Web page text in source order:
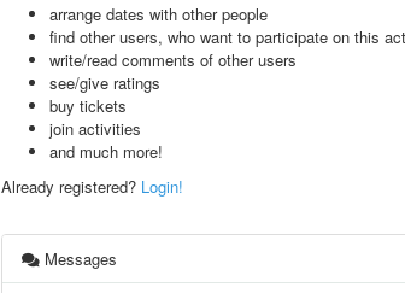
arrange dates with other people
find other users, who want to participate on this
write/read comments of other users
see/give ratings
buy tickets
join activities
and much more!
Already registered? Login!
Messages